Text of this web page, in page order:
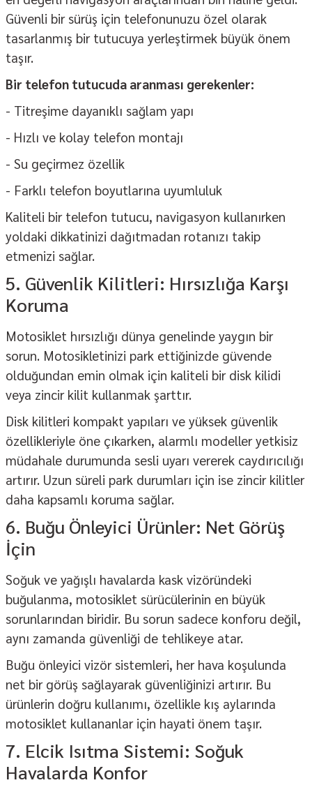
Güvenli bir sürüş için telefonunuzu özel olarak
tasarlanmış bir tutucuya yerleştirmek büyük önem
taşır.
Bir telefon tutucuda aranması gerekenler:
- Titreşime dayanıklı sağlam yapı
- Hızlı ve kolay telefon montajı
- Su geçirmez özellik
- Farklı telefon boyutlarına uyumluluk
Kaliteli bir telefon tutucu, navigasyon kullanırken
yoldaki dikkatinizi dağıtmadan rotanızı takip
etmenizi sağlar.
5. Güvenlik Kilitleri: Hırsızlığa Karşı
Koruma
Motosiklet hırsızlığı dünya genelinde yaygın bir
sorun. Motosikletinizi park ettiğinizde güvende
olduğundan emin olmak için kaliteli bir disk kilidi
veya zincir kilit kullanmak şarttır.
Disk kilitleri kompakt yapıları ve yüksek güvenlik
özellikleriyle öne çıkarken, alarmlı modeller yetkisiz
müdahale durumunda sesli uyarı vererek caydırıcılığı
artırır. Uzun süreli park durumları için ise zincir kilitler
daha kapsamlı koruma sağlar.
6. Buğu Önleyici Ürünler: Net Görüş
İçin
Soğuk ve yağışlı havalarda kask vizöründeki
buğulanma, motosiklet sürücülerinin en büyük
sorunlarından biridir. Bu sorun sadece konforu değil,
aynı zamanda güvenliği de tehlikeye atar.
Buğu önleyici vizör sistemleri, her hava koşulunda
net bir görüş sağlayarak güvenliğinizi artırır. Bu
ürünlerin doğru kullanımı, özellikle kış aylarında
motosiklet kullananlar için hayati önem taşır.
7. Elcik Isıtma Sistemi: Soğuk
Havalarda Konfor